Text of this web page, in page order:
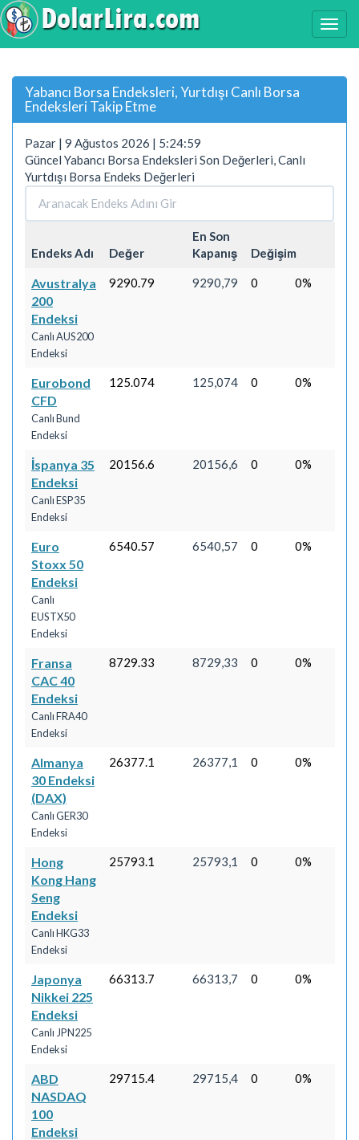
Yabancı Borsa Endeksleri, Yurtdışı Canlı Borsa
Endeksleri Takip Etme
Pazar | 9 Ağustos 2026 | 5:25:00
Güncel Yabancı Borsa Endeksleri Son Değerleri, Canlı
Yurtdışı Borsa Endeks Değerleri
Endeks Adı Değer
En Son
Kapanış
Değişim
Avustralya
200
Endeksi
Canlı AUS200
Endeksi
9290.79 9290,79 0 0%
Eurobond
CFD
Canlı Bund
Endeksi
125.074 125,074 0 0%
İspanya 35
Endeksi
Canlı ESP35
Endeksi
20156.6 20156,6 0 0%
Euro
Stoxx 50
Endeksi
Canlı
EUSTX50
Endeksi
6540.57 6540,57 0 0%
Fransa
CAC 40
Endeksi
Canlı FRA40
Endeksi
8729.33 8729,33 0 0%
Almanya
30 Endeksi
(DAX)
Canlı GER30
Endeksi
26377.1 26377,1 0 0%
Hong
Kong Hang
Seng
Endeksi
Canlı HKG33
Endeksi
25793.1 25793,1 0 0%
Japonya
Nikkei 225
Endeksi
Canlı JPN225
Endeksi
66313.7 66313,7 0 0%
ABD
NASDAQ
100
Endeksi
29715.4 29715,4 0 0%